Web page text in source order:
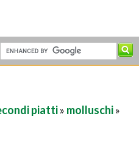
piatti» molluschi»